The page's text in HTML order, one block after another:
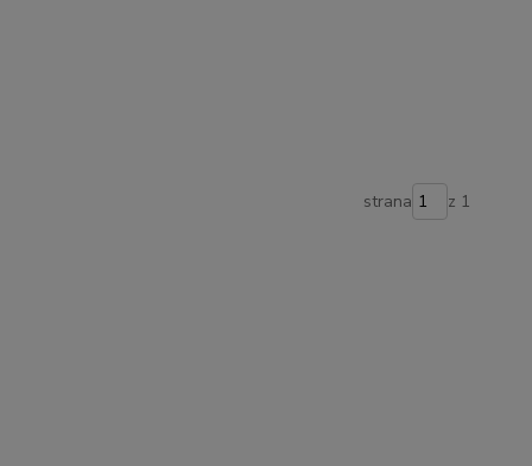
strana z 1